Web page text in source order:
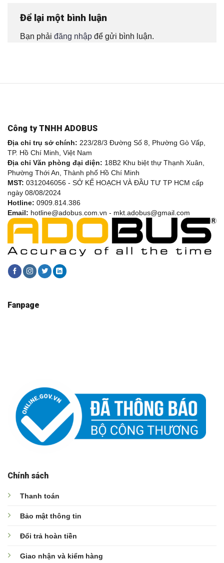
Để lại một bình luận
Bạn phải đăng nhập để gửi bình luận.
Công ty TNHH ADOBUS
Địa chỉ trụ sở chính: 223/28/3 Đường Số 8, Phường Gò Vấp,
TP. Hồ Chí Minh, Việt Nam
Địa chỉ Văn phòng đại diện: 18B2 Khu biệt thự Thạnh Xuân,
Phường Thới An, Thành phố Hồ Chí Minh
MST: 0312046056 - SỞ KẾ HOẠCH VÀ ĐẦU TƯ TP HCM cấp
ngày 08/08/2024
Hotline: 0909.814.386
Email: hotline@adobus.com.vn - mkt.adobus@gmail.com
Chính sách
Thanh toán
Bảo mật thông tin
Đổi trả hoàn tiền
Giao nhận và kiểm hàng
Fanpage